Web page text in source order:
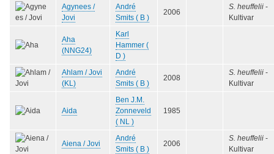
Agynees /
Jovi
André
Smits ( B )
2006
S. heuffelii -
Kultivar
Aha
(NNG24)
Karl
Hammer (
D )
Ahlam / Jovi
(KL)
André
Smits ( B )
2008
S. heuffelii -
Kultivar
Aida
Ben J.M.
Zonneveld
( NL )
1985
Aiena / Jovi
André
Smits ( B )
2006
S. heuffelii -
Kultivar